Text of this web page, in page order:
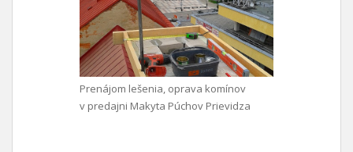
Prenájom lešenia, oprava komínov
v predajni Makyta Púchov Prievidza